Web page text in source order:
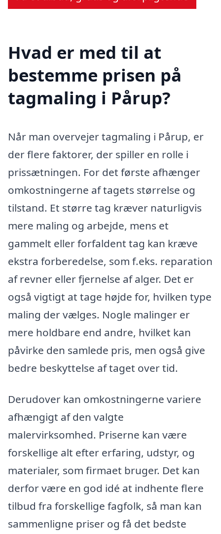
Hvad er med til at
bestemme prisen på
tagmaling i Pårup?
Når man overvejer tagmaling i Pårup, er
der flere faktorer, der spiller en rolle i
prissætningen. For det første afhænger
omkostningerne af tagets størrelse og
tilstand. Et større tag kræver naturligvis
mere maling og arbejde, mens et
gammelt eller forfaldent tag kan kræve
ekstra forberedelse, som f.eks. reparation
af revner eller fjernelse af alger. Det er
også vigtigt at tage højde for, hvilken type
maling der vælges. Nogle malinger er
mere holdbare end andre, hvilket kan
påvirke den samlede pris, men også give
bedre beskyttelse af taget over tid.
Derudover kan omkostningerne variere
afhængigt af den valgte
malervirksomhed. Priserne kan være
forskellige alt efter erfaring, udstyr, og
materialer, som firmaet bruger. Det kan
derfor være en god idé at indhente flere
tilbud fra forskellige fagfolk, så man kan
sammenligne priser og få det bedste